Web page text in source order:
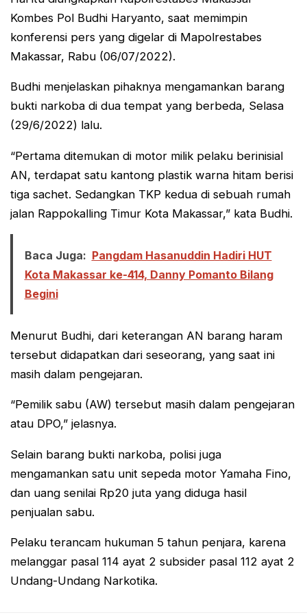
Kombes Pol Budhi Haryanto, saat memimpin
konferensi pers yang digelar di Mapolrestabes
Makassar, Rabu (06/07/2022).
Budhi menjelaskan pihaknya mengamankan barang
bukti narkoba di dua tempat yang berbeda, Selasa
(29/6/2022) lalu.
“Pertama ditemukan di motor milik pelaku berinisial
AN, terdapat satu kantong plastik warna hitam berisi
tiga sachet. Sedangkan TKP kedua di sebuah rumah
jalan Rappokalling Timur Kota Makassar,” kata Budhi.
Baca Juga: Pangdam Hasanuddin Hadiri HUT
Kota Makassar ke-414, Danny Pomanto Bilang
Begini
Menurut Budhi, dari keterangan AN barang haram
tersebut didapatkan dari seseorang, yang saat ini
masih dalam pengejaran.
“Pemilik sabu (AW) tersebut masih dalam pengejaran
atau DPO,” jelasnya.
Selain barang bukti narkoba, polisi juga
mengamankan satu unit sepeda motor Yamaha Fino,
dan uang senilai Rp20 juta yang diduga hasil
penjualan sabu.
Pelaku terancam hukuman 5 tahun penjara, karena
melanggar pasal 114 ayat 2 subsider pasal 112 ayat 2
Undang-Undang Narkotika.